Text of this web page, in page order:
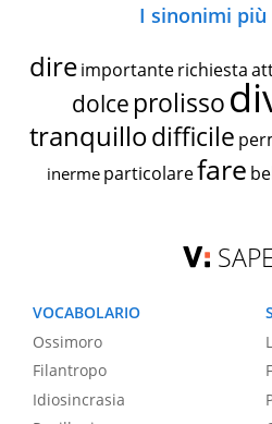
I sinonimi
dire importante richiesta
dolce prolisso
tranquillodifficile
inerme particolarefare
VOCABOLARIO
Ossimoro
Filantropo
Idiosincrasia